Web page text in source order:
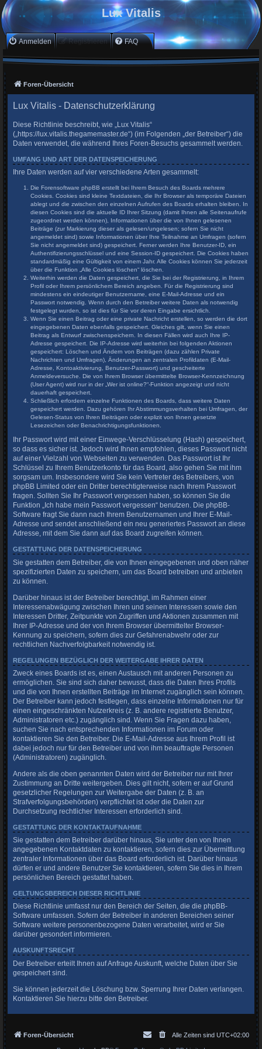
Lux Vitalis
Anmelden Registrieren FAQ
Foren-Übersicht
Lux Vitalis - Datenschutzerklärung
Diese Richtlinie beschreibt, wie „Lux Vitalis“
(„https://lux.vitalis.thegamemaster.de“) (im Folgenden „der Betreiber“) die
Daten verwendet, die während Ihres Foren-Besuchs gesammelt werden.
UMFANG UND ART DER DATENSPEICHERUNG
Ihre Daten werden auf vier verschiedene Arten gesammelt:
Die Forensoftware phpBB erstellt bei Ihrem Besuch des Boards mehrere
Cookies. Cookies sind kleine Textdateien, die Ihr Browser als temporäre Dateien
ablegt und die zwischen den einzelnen Aufrufen des Boards erhalten bleiben. In
diesen Cookies sind die aktuelle ID Ihrer Sitzung (damit Ihnen alle Seitenaufrufe
zugeordnet werden können), Informationen über die von Ihnen gelesenen
Beiträge (zur Markierung dieser als gelesen/ungelesen; sofern Sie nicht
angemeldet sind) sowie Informationen über Ihre Teilnahme an Umfragen (sofern
Sie nicht angemeldet sind) gespeichert. Ferner werden Ihre Benutzer-ID, ein
Authentifizierungsschlüssel und eine Session-ID gespeichert. Die Cookies haben
standardmäßig eine Gültigkeit von einem Jahr. Alle Cookies können Sie jederzeit
über die Funktion „Alle Cookies löschen“ löschen.
Weiterhin werden die Daten gespeichert, die Sie bei der Registrierung, in Ihrem
Profil oder Ihrem persönlichem Bereich angeben. Für die Registrierung sind
mindestens ein eindeutiger Benutzername, eine E-Mail-Adresse und ein
Passwort notwendig. Wenn durch den Betreiber weitere Daten als notwendig
festgelegt wurden, so ist dies für Sie vor deren Eingabe ersichtlich.
Wenn Sie einen Beitrag oder eine private Nachricht erstellen, so werden die dort
eingegebenen Daten ebenfalls gespeichert. Gleiches gilt, wenn Sie einen
Beitrag als Entwurf zwischenspeichern. In diesen Fällen wird auch Ihre IP-
Adresse gespeichert. Die IP-Adresse wird weiterhin bei folgenden Aktionen
gespeichert: Löschen und Ändern von Beiträgen (dazu zählen Private
Nachrichten und Umfragen), Änderungen an zentralen Profildaten (E-Mail-
Adresse, Kontoaktivierung, Benutzer-Passwort) und gescheiterte
Anmeldeversuche. Die von Ihrem Browser übermittelte Browser-Kennzeichnung
(User Agent) wird nur in der „Wer ist online?“-Funktion angezeigt und nicht
dauerhaft gespeichert.
Schließlich erfordern einzelne Funktionen des Boards, dass weitere Daten
gespeichert werden. Dazu gehören Ihr Abstimmungsverhalten bei Umfragen, der
Gelesen-Status von Ihren Beiträgen oder explizit von Ihnen gesetzte
Lesezeichen oder Benachrichtigungsfunktionen.
Ihr Passwort wird mit einer Einwege-Verschlüsselung (Hash) gespeichert,
so dass es sicher ist. Jedoch wird Ihnen empfohlen, dieses Passwort nicht
auf einer Vielzahl von Webseiten zu verwenden. Das Passwort ist Ihr
Schlüssel zu Ihrem Benutzerkonto für das Board, also gehen Sie mit ihm
sorgsam um. Insbesondere wird Sie kein Vertreter des Betreibers, von
phpBB Limited oder ein Dritter berechtigterweise nach Ihrem Passwort
fragen. Sollten Sie Ihr Passwort vergessen haben, so können Sie die
Funktion „Ich habe mein Passwort vergessen“ benutzen. Die phpBB-
Software fragt Sie dann nach Ihrem Benutzernamen und Ihrer E-Mail-
Adresse und sendet anschließend ein neu generiertes Passwort an diese
Adresse, mit dem Sie dann auf das Board zugreifen können.
GESTATTUNG DER DATENSPEICHERUNG
Sie gestatten dem Betreiber, die von Ihnen eingegebenen und oben näher
spezifizierten Daten zu speichern, um das Board betreiben und anbieten
zu können.
Darüber hinaus ist der Betreiber berechtigt, im Rahmen einer
Interessenabwägung zwischen Ihren und seinen Interessen sowie den
Interessen Dritter, Zeitpunkte von Zugriffen und Aktionen zusammen mit
Ihrer IP-Adresse und der von Ihrem Browser übermittelter Browser-
Kennung zu speichern, sofern dies zur Gefahrenabwehr oder zur
rechtlichen Nachverfolgbarkeit notwendig ist.
REGELUNGEN BEZÜGLICH DER WEITERGABE IHRER DATEN
Zweck eines Boards ist es, einen Austausch mit anderen Personen zu
ermöglichen. Sie sind sich daher bewusst, dass die Daten Ihres Profils
und die von Ihnen erstellten Beiträge im Internet zugänglich sein können.
Der Betreiber kann jedoch festlegen, dass einzelne Informationen nur für
einen eingeschränkten Nutzerkreis (z. B. andere registrierte Benutzer,
Administratoren etc.) zugänglich sind. Wenn Sie Fragen dazu haben,
suchen Sie nach entsprechenden Informationen im Forum oder
kontaktieren Sie den Betreiber. Die E-Mail-Adresse aus Ihrem Profil ist
dabei jedoch nur für den Betreiber und von ihm beauftragte Personen
(Administratoren) zugänglich.
Andere als die oben genannten Daten wird der Betreiber nur mit Ihrer
Zustimmung an Dritte weitergeben. Dies gilt nicht, sofern er auf Grund
gesetzlicher Regelungen zur Weitergabe der Daten (z. B. an
Strafverfolgungsbehörden) verpflichtet ist oder die Daten zur
Durchsetzung rechtlicher Interessen erforderlich sind.
GESTATTUNG DER KONTAKTAUFNAHME
Sie gestatten dem Betreiber darüber hinaus, Sie unter den von Ihnen
angegebenen Kontaktdaten zu kontaktieren, sofern dies zur Übermittlung
zentraler Informationen über das Board erforderlich ist. Darüber hinaus
dürfen er und andere Benutzer Sie kontaktieren, sofern Sie dies in Ihrem
persönlichen Bereich gestattet haben.
GELTUNGSBEREICH DIESER RICHTLINIE
Diese Richtlinie umfasst nur den Bereich der Seiten, die die phpBB-
Software umfassen. Sofern der Betreiber in anderen Bereichen seiner
Software weitere personenbezogene Daten verarbeitet, wird er Sie
darüber gesondert informieren.
AUSKUNFTSRECHT
Der Betreiber erteilt Ihnen auf Anfrage Auskunft, welche Daten über Sie
gespeichert sind.
Sie können jederzeit die Löschung bzw. Sperrung Ihrer Daten verlangen.
Kontaktieren Sie hierzu bitte den Betreiber.
Foren-Übersicht Alle Zeiten sind UTC+02:00